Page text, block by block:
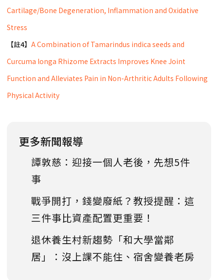
Cartilage/Bone Degeneration, Inflammation and Oxidative
Stress
【註4】 A Combination of Tamarindus indica seeds and
Curcuma longa Rhizome Extracts Improves Knee Joint
Function and Alleviates Pain in Non-Arthritic Adults Following
Physical Activity
更多新聞報導
譚敦慈：迎接一個人老後，先想5件
事
戰爭開打，錢變廢紙？教授提醒：這
三件事比資產配置更重要！
退休養生村新趨勢「和大學當鄰
居」：沒上課不能住、宿舍變養老房